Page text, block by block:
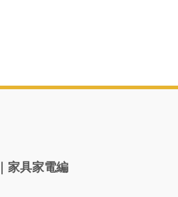
家具家電編